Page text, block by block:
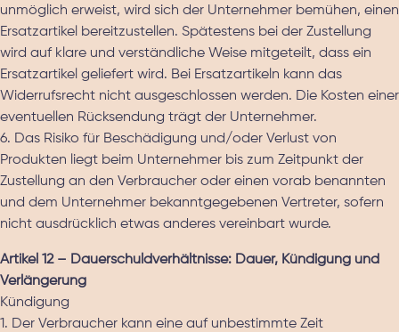
unmöglich erweist, wird sich der Unternehmer bemühen, einen
Ersatzartikel bereitzustellen. Spätestens bei der Zustellung
wird auf klare und verständliche Weise mitgeteilt, dass ein
Ersatzartikel geliefert wird. Bei Ersatzartikeln kann das
Widerrufsrecht nicht ausgeschlossen werden. Die Kosten einer
eventuellen Rücksendung trägt der Unternehmer.
6. Das Risiko für Beschädigung und/oder Verlust von
Produkten liegt beim Unternehmer bis zum Zeitpunkt der
Zustellung an den Verbraucher oder einen vorab benannten
und dem Unternehmer bekanntgegebenen Vertreter, sofern
nicht ausdrücklich etwas anderes vereinbart wurde.
Artikel 12 – Dauerschuldverhältnisse: Dauer, Kündigung und
Verlängerung
Kündigung
1. Der Verbraucher kann eine auf unbestimmte Zeit